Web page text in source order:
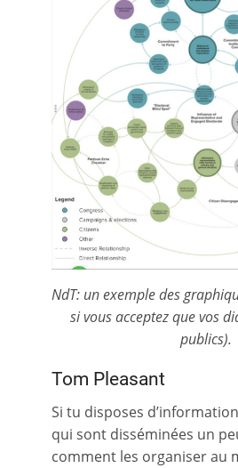
NdT: un exemple des
si vous acceptez que vos
publics).
Tom Pleasant
Si tu disposes
qui sont disséminées un
comment les organiser au